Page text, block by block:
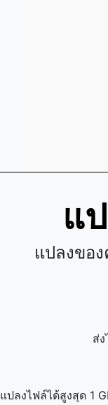
แ
แปลงของ
ส่
แปลงไฟล์ได้สูงสุด 1